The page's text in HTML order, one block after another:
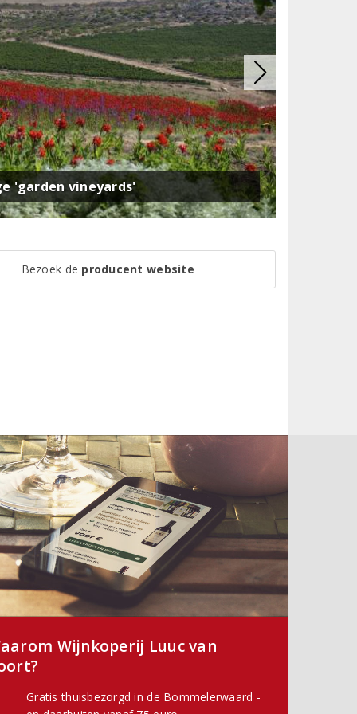
'garden vineyards'
Bezoek de producent website
Wijnkoperij Luuc van
Gratis thuisbezorgd in de Bommelerwaard -